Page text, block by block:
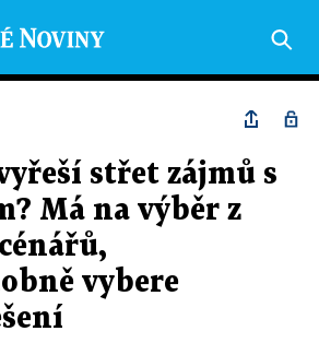
střet zájmů s
Má na výběr z
vybere